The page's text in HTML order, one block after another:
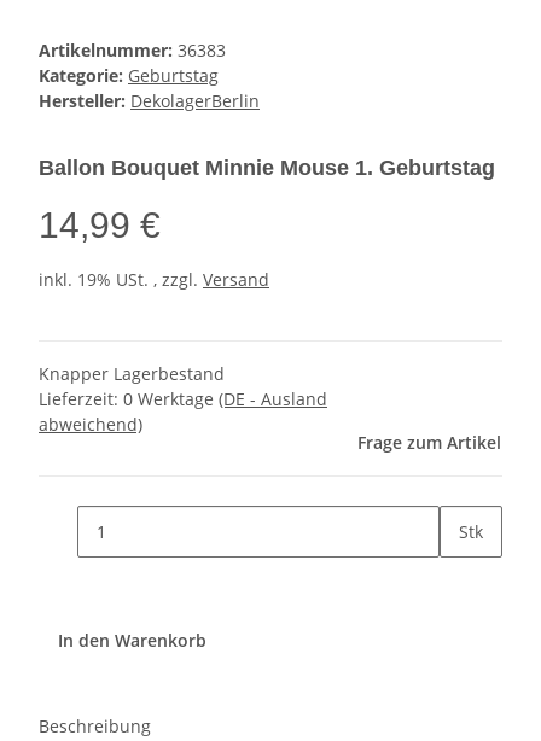
Artikelnummer: 36383
Kategorie: Geburtstag
Hersteller: DekolagerBerlin
Ballon Bouquet Minnie Mouse 1. Geburtstag
14,99 €
inkl. 19% USt. , zzgl. Versand
Knapper Lagerbestand
Lieferzeit: 0 Werktage (DE - Ausland
abweichend)
Frage zum Artikel
Stk
In den Warenkorb
Beschreibung